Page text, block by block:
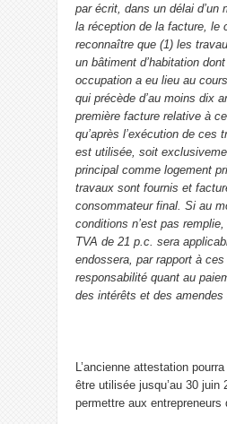
par écrit, dans un délai d’un
la réception de la facture, le
reconnaître que (1) les
un bâtiment d’habitation
occupation a eu lieu au
qui précède d’au moins dix
première facture relative à
qu’après l’exécution de ces
est utilisée, soit
principal comme logement
travaux sont fournis et
consommateur final. Si au
conditions n’est pas
TVA de 21 p.c. sera
endossera, par rapport à
responsabilité quant au
des intérêts et des amendes
L’ancienne attestation
être utilisée jusqu’au 30 juin
permettre aux entrepreneurs